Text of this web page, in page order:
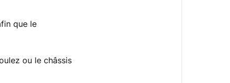
que le
ou le châssis